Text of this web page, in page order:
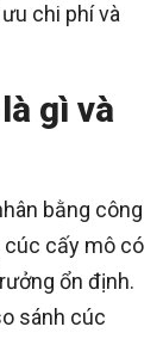
chi phí và
gì và
bằng công
cúc cấy mô có
ổn định.
sánh cúc